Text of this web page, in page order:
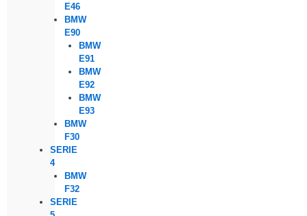
E46
BMW
E90
BMW
E91
BMW
E92
BMW
E93
BMW
F30
SERIE
4
BMW
F32
SERIE